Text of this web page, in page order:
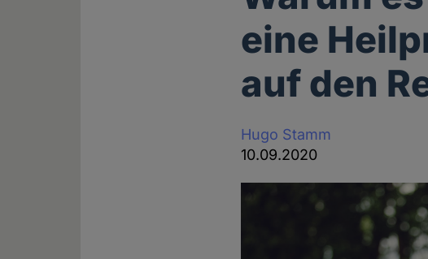
eine
auf den
Hugo Stamm
10.09.2020